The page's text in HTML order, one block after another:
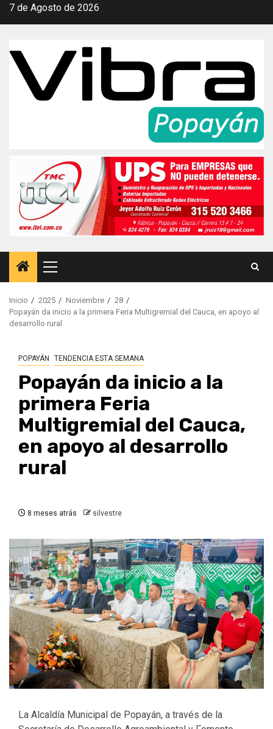
Saltar
7 de Agosto de 2026
Menú
principal
Inicio 2025 Noviembre
28
Popayán da inicio a la primera Feria Multigremial del Cauca, en apoyo al
desarrollo rural
POPAYÁN TENDENCIA ESTA SEMANA
Popayán da inicio a la
primera Feria
Multigremial del Cauca,
en apoyo al desarrollo
rural
8 meses atrás silvestre
La Alcaldía Municipal de Popayán, a través de la